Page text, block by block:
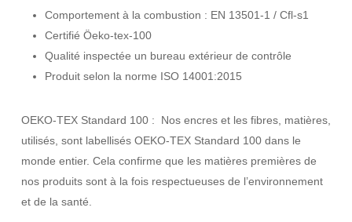
Comportement à la combustion : EN 13501-1 / Cfl-s1
Certifié Öeko-tex-100
Qualité inspectée un bureau extérieur de contrôle
Produit selon la norme ISO 14001:2015
OEKO-TEX Standard 100 : Nos encres et les fibres, matières,
utilisés, sont labellisés OEKO-TEX Standard 100 dans le
monde entier. Cela confirme que les matières premières de
nos produits sont à la fois respectueuses de l’environnement
et de la santé.